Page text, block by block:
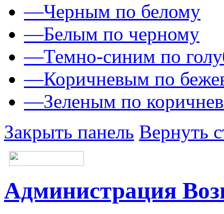
—Черным по белому
—Белым по черному
—Темно-синим по
—Коричневым по
—Зеленым по
Закрыть панель Вернуть
Администрация